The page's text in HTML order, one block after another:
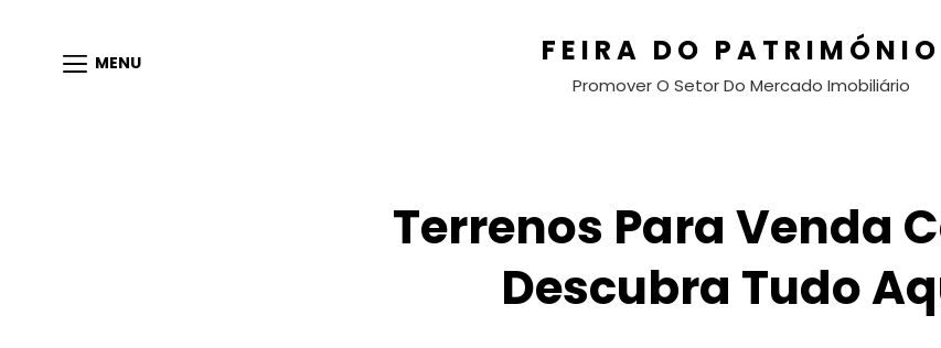
MENU FEIRA DO PATRIMÓNIO
Promover O Setor Do Mercado Imobiliário
Terrenos Para Venda
Descubra Tudo